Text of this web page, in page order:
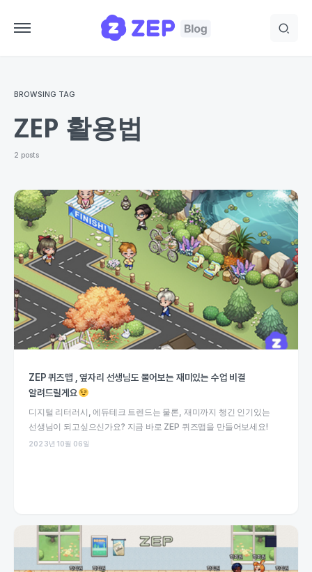
BROWSING TAG
ZEP 활용법
2 posts
ZEP 퀴즈맵 , 옆자리 선생님도 물어보는 재미있는 수업 비결
알려드릴게요
디지털 리터러시, 에듀테크 트렌드는 물론, 재미까지 챙긴 인기있는
선생님이 되고싶으신가요? 지금 바로 ZEP 퀴즈맵을 만들어보세요!
2023년 10월 06일